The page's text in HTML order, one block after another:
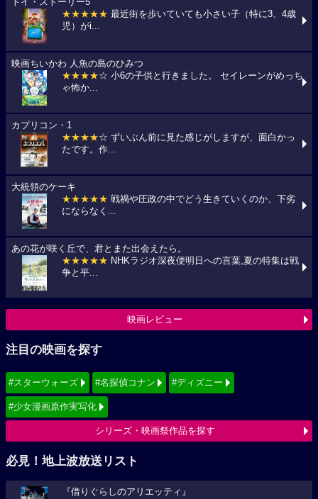
★★★★★ 最近街を歩いていても小さい子（特に3、4歳
児）がi...
映画ちいかわ 人魚の島のひみつ
★★★★☆ 小6の子供と行きました。 セイレーンがめっち
ゃ怖か...
カプリコン・1
★★★★☆ ずいぶん前に見た感じがしますが、面白かっ
たです。作...
大統領のケーキ
★★★★★ 戦禍や圧政の中でどう生きていくのか、下劣
にならなく...
あの花が咲く丘で、君とまた出会えたら。
★★★★★ NHKラジオ深夜便明日への言葉,夏の特集は戦
争と平...
映画レビュー
注目の映画を探す
#スターウォーズ #名探偵コナン #ディズニー
#少女漫画原作実写化
シリーズ・映画祭作品を探す
必見！地上波放送リスト
『借りぐらしのアリエッティ』